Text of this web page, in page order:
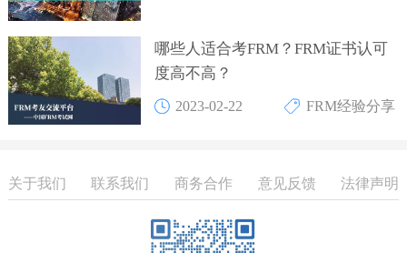
哪些人适合考FRM？FRM证书认可
度高不高？
2023-02-22 FRM经验分享
关于我们 联系我们 商务合作 意见反馈 法律声明